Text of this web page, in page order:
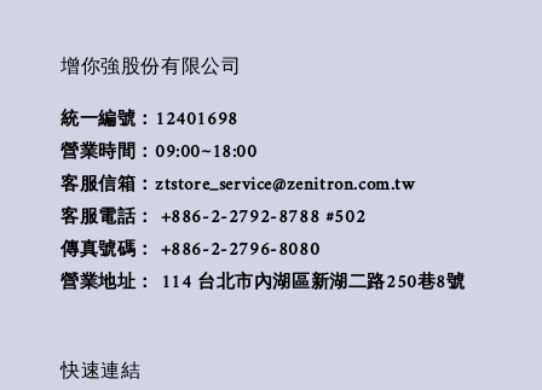
增你強股份有限公司
統一編號：12401698
營業時間：09:00~18:00
客服信箱：ztstore_service@zenitron.com.tw
客服電話： +886-2-2792-8788 #502
傳真號碼： +886-2-2796-8080
營業地址： 114 台北市內湖區新湖二路250巷8號
快速連結